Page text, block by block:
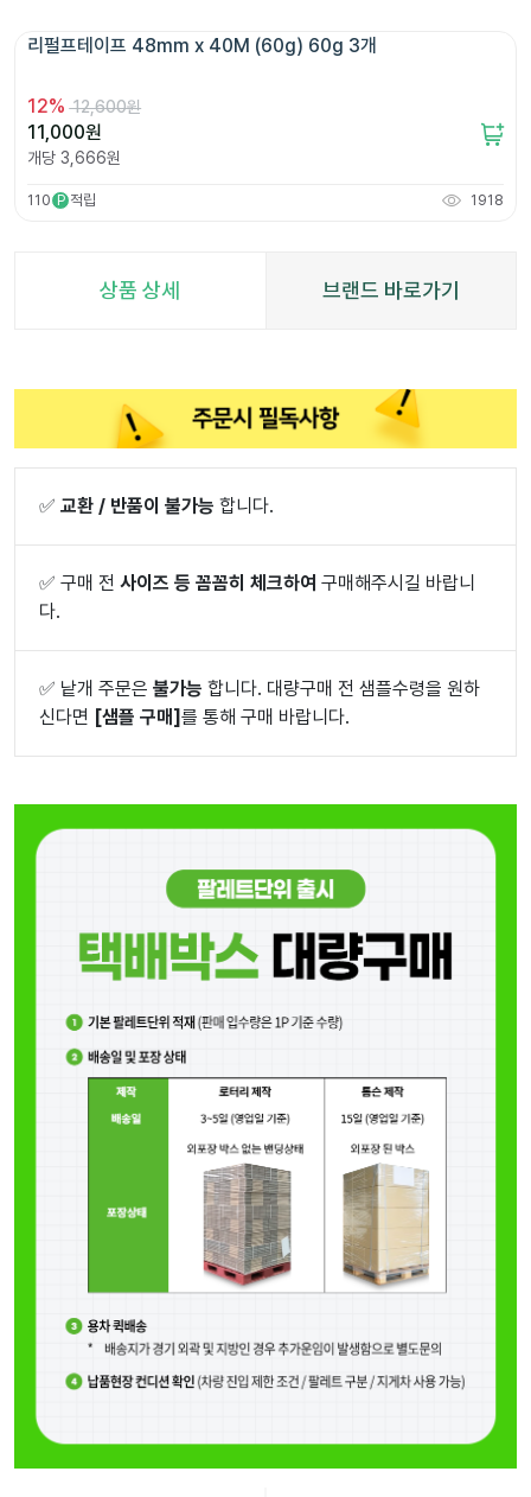
12% 12,600원
11,000원
개당 3,666원
110 P 적립 1918
상품 상세 브랜드 바로가기
✅ 교환 / 반품이 불가능 합니다.
✅ 구매 전 사이즈 등 꼼꼼히 체크하여 구매해주시길 바랍니
다.
✅ 낱개 주문은 불가능 합니다. 대량구매 전 샘플수령을 원하
신다면 [샘플 구매]를 통해 구매 바랍니다.